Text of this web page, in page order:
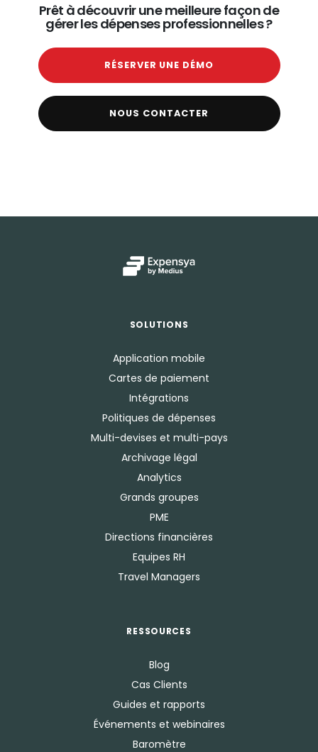
Prêt à découvrir une meilleure façon de
gérer les dépenses professionnelles ?
RÉSERVER UNE DÉMO
NOUS CONTACTER
SOLUTIONS
Application mobile
Cartes de paiement
Intégrations
Politiques de dépenses
Multi-devises et multi-pays
Archivage légal
Analytics
Grands groupes
PME
Directions financières
Equipes RH
Travel Managers
RESSOURCES
Blog
Cas Clients
Guides et rapports
Événements et webinaires
Baromètre